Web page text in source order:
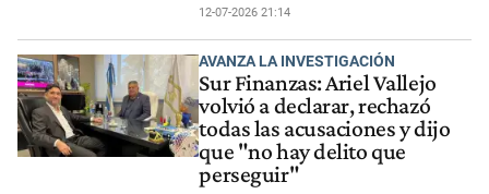
12-07-2026 21:14
AVANZA LA INVESTIGACIÓN
Sur Finanzas: Ariel Vallejo
volvió a declarar, rechazó
todas las acusaciones y dijo
que "no hay delito que
perseguir"